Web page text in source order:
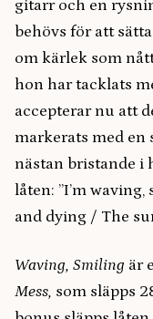
gitarr och en
behövs för att
om kärlek som
hon har tacklats
accepterar nu att
markerats med en
nästan bristande i
låten: ”I’m
and dying / The
Waving, Smiling är
Mess, som släpps